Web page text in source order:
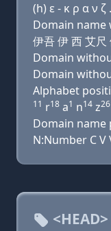
(h) ε - κ ρ α ν ζ
Domain name
伊吾 伊 西 艾尺
Domain
Domain
Alphabet
11 r18 a1 n14 z26
Domain name
N:Number C V